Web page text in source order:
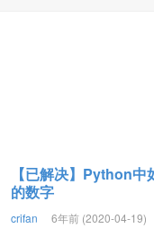
【已解决】Python
的数字
crifan 6年前 (2020-04-19)